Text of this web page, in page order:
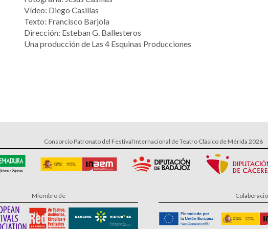
Vídeo: Diego Casillas
Texto: Francisco Barjola
Dirección: Esteban G. Ballesteros
Una producción de Las 4 Esquinas Producciones
Consorcio Patronato del Festival Internacional de Teatro Clásico de Mérida 2026
Miembro de